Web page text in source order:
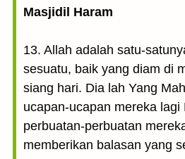
Masjidil Haram
13. Allah adalah satu-
sesuatu, baik yang diam di
siang hari. Dia lah Yang
ucapan-ucapan mereka lagi
perbuatan-perbuatan
memberikan balasan yang